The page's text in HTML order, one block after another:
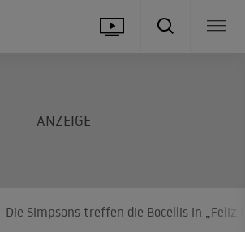
Die Simpsons treffen die Bocellis in